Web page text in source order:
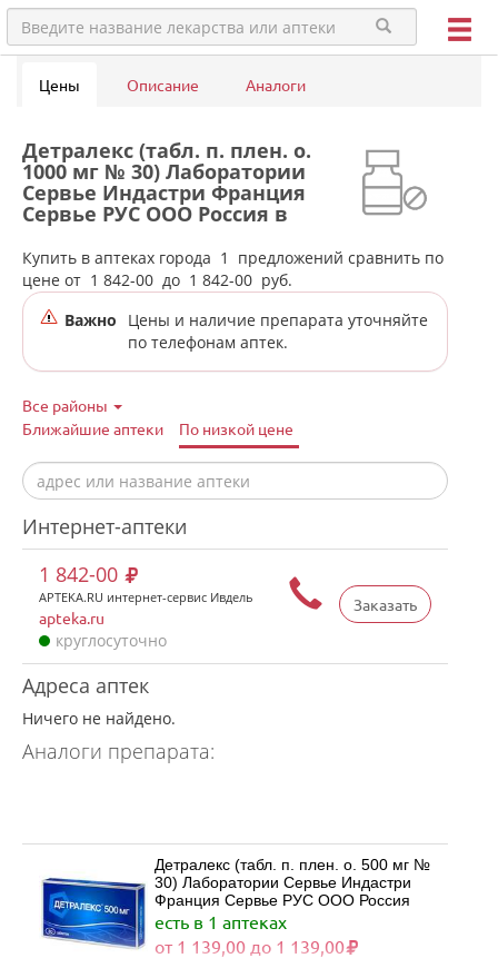
Цены Описание Аналоги
Детралекс (табл. п. плен. о.
1000 мг № 30) Лаборатории
Сервье Индастри Франция
Сервье РУС ООО Россия в
аптеках города Ивделя
Купить в аптеках города 1
предложений сравнить по
цене от 1 842-00 до 1 842-00 руб.
Важно
Цены и наличие препарата уточняйте
по телефонам аптек.
Все районы
Ближайшие аптеки
По низкой цене
Интернет-аптеки
Заказать
1 842-00
APTEKA.RU интернет-сервис Ивдель
apteka.ru
круглосуточно
Адреса аптек
Ничего не найдено.
Аналоги препарата:
Детралекс (табл. п. плен. о. 500 мг №
30) Лаборатории Сервье Индастри
Франция Сервье РУС ООО Россия
есть в 1 аптеках
от 1 139,00 до 1 139,00